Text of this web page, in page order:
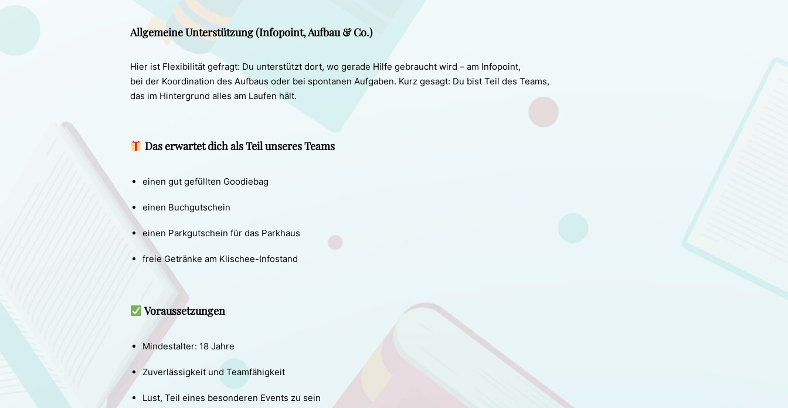
Allgemeine Unterstützung (Infopoint, Aufbau & Co.)
Hier ist Flexibilität gefragt: Du unterstützt dort, wo gerade Hilfe gebraucht wird – am Infopoint,
bei der Koordination des Aufbaus oder bei spontanen Aufgaben. Kurz gesagt: Du bist Teil des Teams,
das im Hintergrund alles am Laufen hält.
Das erwartet dich als Teil unseres Teams
einen gut gefüllten Goodiebag
einen Buchgutschein
einen Parkgutschein für das Parkhaus
freie Getränke am Klischee-Infostand
Voraussetzungen
Mindestalter: 18 Jahre
Zuverlässigkeit und Teamfähigkeit
Lust, Teil eines besonderen Events zu sein